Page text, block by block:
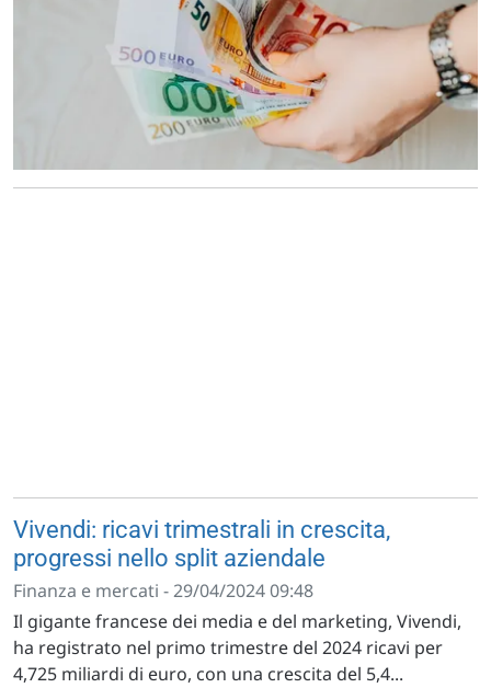
Vivendi: ricavi trimestrali in crescita,
progressi nello split aziendale
Finanza e mercati - 29/04/2024 09:48
Il gigante francese dei media e del marketing, Vivendi,
ha registrato nel primo trimestre del 2024 ricavi per
4,725 miliardi di euro, con una crescita del 5,4...